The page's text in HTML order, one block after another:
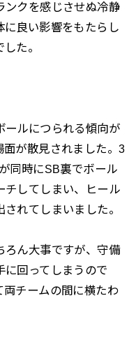
ンクを感じさせぬ冷静
に良い影響をもたらし
た。
ールにつられる傾向が
が散見されました。3
同時にSB裏でボール
チしてしまい、ヒール
れてしまいました。
ろん大事ですが、守備
に回ってしまうので
両チームの間に横たわ